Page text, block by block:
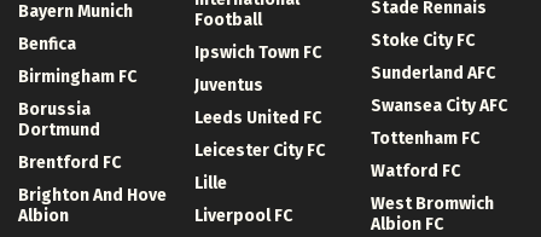
Bayern Munich
Benfica
Birmingham FC
Borussia
Dortmund
Brentford FC
Brighton And Hove
Albion
Football
Ipswich Town FC
Juventus
Leeds United FC
Leicester City FC
Lille
Liverpool FC
Stade Rennais
Stoke City FC
Sunderland AFC
Swansea City AFC
Tottenham FC
Watford FC
West Bromwich
Albion FC